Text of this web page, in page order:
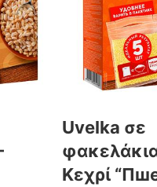
Uvelka σε
Κεχρί